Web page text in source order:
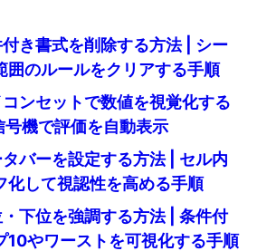
付き書式を削除する方法 | シー
囲のルールをクリアする手順
コンセットで数値を視覚化する
機で評価を自動表示
タバーを設定する方法 | セル内
化して視認性を高める手順
・下位を強調する方法 | 条件付
10やワーストを可視化する手順